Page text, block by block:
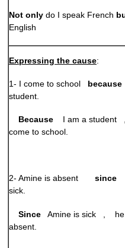
Not only do I speak French
English
Expressing the cause:
1- I come to school because
student.
Because
I am a
come to school.
2- Amine is absent since
sick.
Since Amine is sick , he
absent.